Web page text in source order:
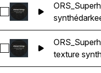
Sélectionnez
synthédark
Sélectionnez
texture